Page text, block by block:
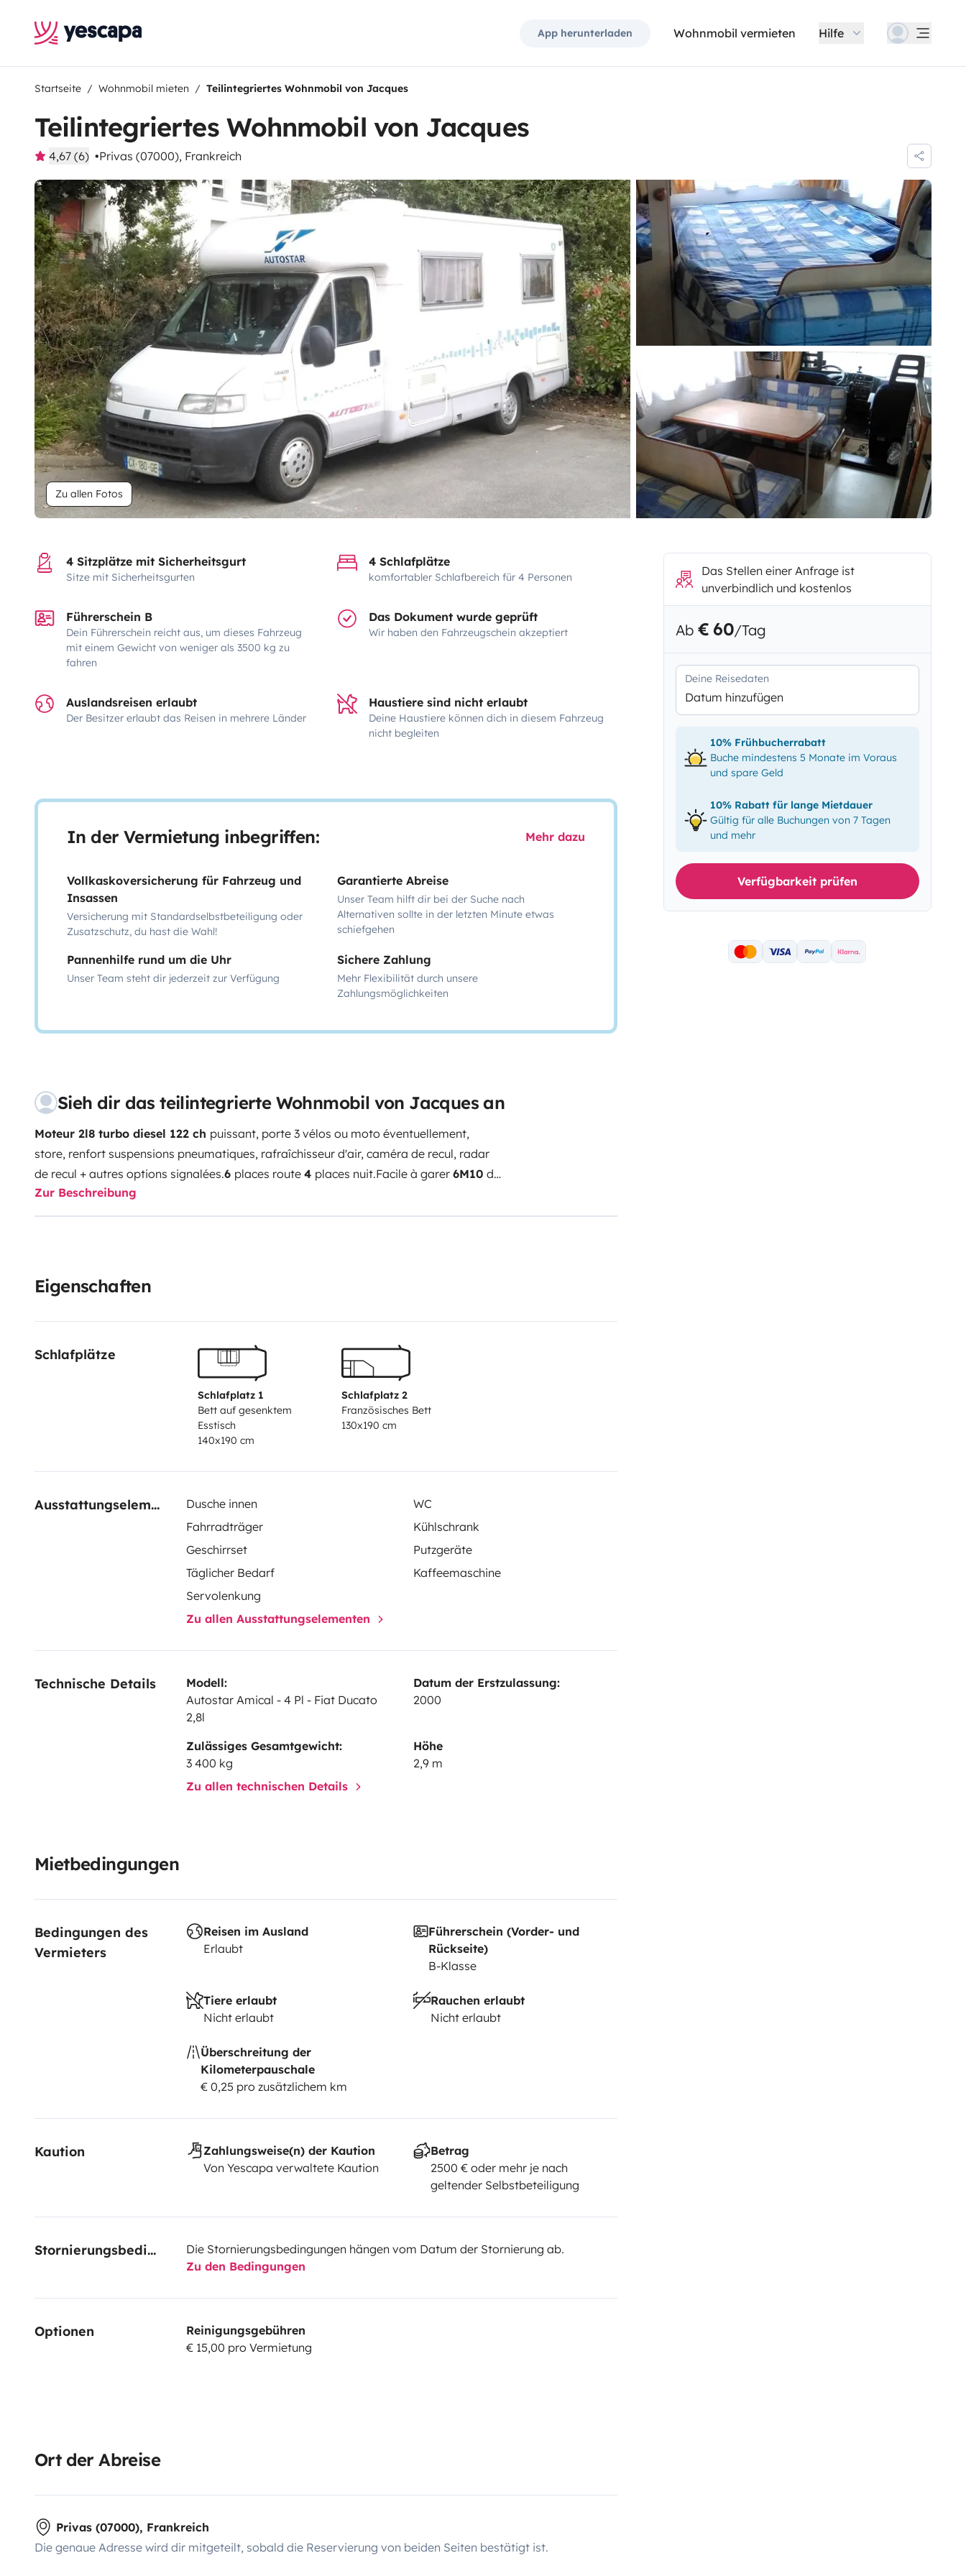
App herunterladen Wohnmobil vermieten Hilfe
Startseite Wohnmobil mieten Teilintegriertes Wohnmobil von Jacques
Teilintegriertes Wohnmobil von Jacques
4,67 (6) Privas (07000), Frankreich
Zu allen Fotos
4 Sitzplätze mit Sicherheitsgurt
Sitze mit Sicherheitsgurten
4 Schlafplätze
komfortabler Schlafbereich für 4 Personen
Führerschein B
Dein Führerschein reicht aus, um dieses Fahrzeug
mit einem Gewicht von weniger als 3500 kg zu
fahren
Das Dokument wurde geprüft
Wir haben den Fahrzeugschein akzeptiert
Auslandsreisen erlaubt
Der Besitzer erlaubt das Reisen in mehrere Länder
Haustiere sind nicht erlaubt
Deine Haustiere können dich in diesem Fahrzeug
nicht begleiten
In der Vermietung inbegriffen: Mehr dazu
Vollkaskoversicherung für Fahrzeug und
Insassen
Versicherung mit Standardselbstbeteiligung oder
Zusatzschutz, du hast die Wahl!
Garantierte Abreise
Unser Team hilft dir bei der Suche nach
Alternativen sollte in der letzten Minute etwas
schiefgehen
Pannenhilfe rund um die Uhr
Unser Team steht dir jederzeit zur Verfügung
Sichere Zahlung
Mehr Flexibilität durch unsere
Zahlungsmöglichkeiten
Sieh dir das teilintegrierte Wohnmobil von Jacques an
Moteur 2l8 turbo diesel 122 ch puissant, porte 3 vélos ou moto éventuellement,
store, renfort suspensions pneumatiques, rafraîchisseur d'air, caméra de recul, radar
de recul + autres options signalées.6 places route 4 places nuit.Facile à garer 6M10 de
long, lit à la française avec sommier à lattes et matelas bultex 2 places + lit sur dinette
2 places.Douche/WC séparés + cassette WC supplémentaire pour plus
propre.Convertisseur
Zur Beschreibung
Eigenschaften
Schlafplätze
Schlafplatz 1
Bett auf gesenktem
Esstisch
140x190 cm
Schlafplatz 2
Französisches Bett
130x190 cm
Ausstattungselemente Dusche innen
WC
Fahrradträger
Kühlschrank
Geschirrset
Putzgeräte
Täglicher Bedarf
Kaffeemaschine
Servolenkung
Zu allen Ausstattungselementen
Technische Details
Modell:
Autostar Amical - 4 Pl - Fiat Ducato
2,8l
Datum der Erstzulassung:
2000
Zulässiges Gesamtgewicht:
3 400 kg
Höhe
2,9 m
Zu allen technischen Details
Mietbedingungen
Bedingungen des
Vermieters
Reisen im Ausland
Erlaubt
Führerschein (Vorder- und
Rückseite)
B-Klasse
Tiere erlaubt
Nicht erlaubt
Rauchen erlaubt
Nicht erlaubt
Überschreitung der
Kilometerpauschale
€ 0,25 pro zusätzlichem km
Kaution
Zahlungsweise(n) der Kaution
Von Yescapa verwaltete Kaution
Betrag
2500 € oder mehr je nach
geltender Selbstbeteiligung
Stornierungsbedingungen
Die Stornierungsbedingungen hängen vom Datum der Stornierung ab.
Zu den Bedingungen
Optionen
Reinigungsgebühren
€ 15,00 pro Vermietung
Ort der Abreise
Privas (07000), Frankreich
Die genaue Adresse wird dir mitgeteilt, sobald die Reservierung von beiden Seiten bestätigt ist.
Das Stellen einer Anfrage ist
unverbindlich und kostenlos
Ab € 60/Tag
Deine Reisedaten
Datum hinzufügen
10% Frühbucherrabatt
Buche mindestens 5 Monate im Voraus
und spare Geld
10% Rabatt für lange Mietdauer
Gültig für alle Buchungen von 7 Tagen
und mehr
Verfügbarkeit prüfen